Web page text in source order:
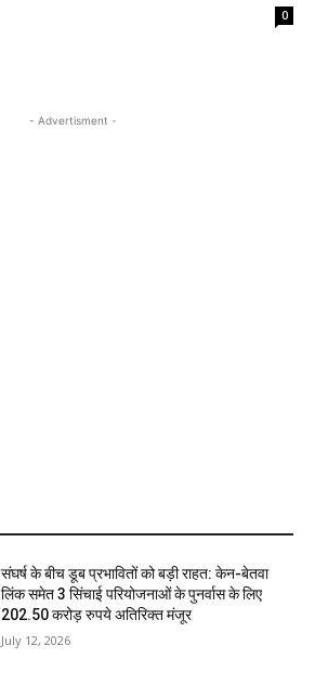
0
- Advertisment -
संघर्ष के बीच डूब प्रभावितों को बड़ी राहत: केन-बेतवा
लिंक समेत 3 सिंचाई परियोजनाओं के पुनर्वास के लिए
202.50 करोड़ रुपये अतिरिक्त मंजूर
July 12, 2026